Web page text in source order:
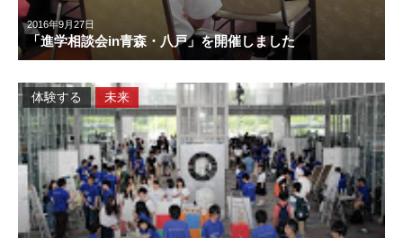
2016年9月27日
「進学相談会in青森・八戸」を開催しました
体験する 未来